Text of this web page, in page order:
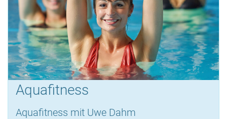
Aquafitness
Aquafitness mit Uwe Dahm